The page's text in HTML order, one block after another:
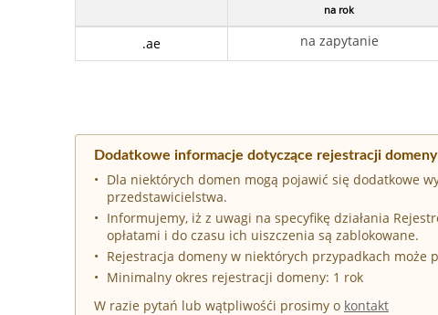
na rok
.ae na zapytanie
Dodatkowe informacje dotyczące rejestracji domeny
Dla niektórych domen mogą pojawić się dodatkowe
przedstawicielstwa.
Informujemy, iż z uwagi na specyfikę działania
opłatami i do czasu ich uiszczenia są zablokowane.
Rejestracja domeny w niektórych przypadkach może
Minimalny okres rejestracji domeny: 1 rok
W razie pytań lub wątpliwośći prosimy o kontakt